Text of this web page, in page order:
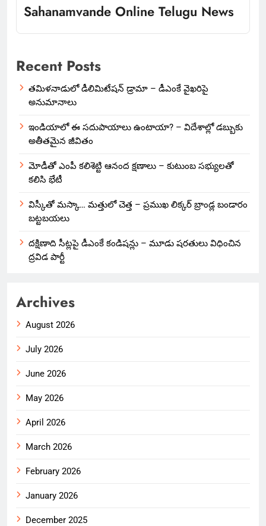
Sahanamvande Online Telugu News
Recent Posts
తమిళనాడులో డీలిమిటేషన్ డ్రామా – డీఎంకే వైఖరిపై
అనుమానాలు
ఇండియాలో‌ ఈ సదుపాయాలు ఉంటాయా? – విదేశాల్లో డబ్బుకు
అతీతమైన జీవితం
మోడీతో ఎంపీ కలిశెట్టి ఆనంద క్షణాలు – కుటుంబ సభ్యులతో
కలిసి భేటీ
విస్కీతో మస్కా… మత్తులో చెత్త – ప్రముఖ లిక్కర్ బ్రాండ్ల బండారం
బట్టబయలు
దక్షిణాది సీట్లపై డీఎంకే కండిషన్లు – మూడు షరతులు విధించిన
ద్రవిడ పార్టీ
Archives
August 2026
July 2026
June 2026
May 2026
April 2026
March 2026
February 2026
January 2026
December 2025